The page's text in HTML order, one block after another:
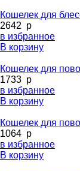
Кошелек для
2642 p
в избранное
В корзину
Кошелек для
1733 p
в избранное
В корзину
Кошелек для
1064 p
в избранное
В корзину